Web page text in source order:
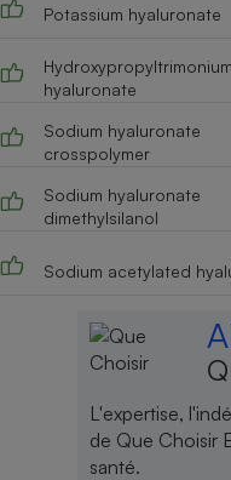
Potassium hyaluronate
Hydroxypropyltrimonium
hyaluronate
Sodium hyaluronate
crosspolymer
Sodium hyaluronate
dimethylsilanol
Sodium acetylated
L'expertise,
de Que Choisir
santé.